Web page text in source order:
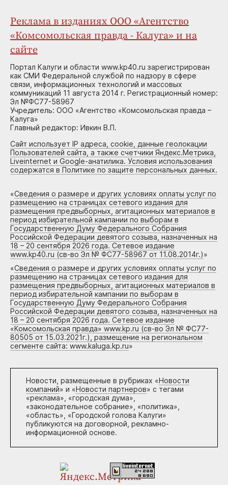
Реклама в изданиях ООО «Агентство
«Комсомольская правда - Калуга» и на
сайте
Портал Калуги и области www.kp40.ru зарегистрирован
как СМИ Федеральной службой по надзору в сфере
связи, информационных технологий и массовых
коммуникаций 11 августа 2014 г. Регистрационный номер:
Эл №ФС77-58967
Учредитель: ООО «Агентство «Комсомольская правда –
Калуга»
Главный редактор: Ивкин В.П.
Сайт использует IP адреса, cookie, данные геолокации
Пользователей сайта, а также счетчики Яндекс.Метрика,
Liveinternet и Google-анатилика. Условия использования
содержатся в Политике по защите персональных данных.
«Сведения о размере и других условиях оплаты услуг по
размещению на страницах сетевого издания для
размещения предвыборных, агитационных материалов в
период избирательной кампании по выборам в
Государственную Думу Федерального Собрания
Российской Федерации девятого созыва, назначенных на
18 – 20 сентября 2026 года. Сетевое издание
www.kp40.ru (св-во Эл № ФС77-58967 от 11.08.2014г.)»
«Сведения о размере и других условиях оплаты услуг по
размещению на страницах сетевого издания для
размещения предвыборных, агитационных материалов в
период избирательной кампании по выборам в
Государственную Думу Федерального Собрания
Российской Федерации девятого созыва, назначенных на
18 – 20 сентября 2026 года. Сетевое издание
«Комсомольская правда» www.kp.ru (св-во Эл № ФС77-
80505 от 15.03.2021г.), размещение на региональном
сегменте сайта: www.kaluga.kp.ru»
Новости, размещенные в рубриках «Новости
компаний» и «Новости партнеров» с тегами
«реклама», «городская дума»,
«законодательное собрание», «политика»,
«область», «Городской голова Калуги»
публикуются на договорной, рекламно-
информационной основе.